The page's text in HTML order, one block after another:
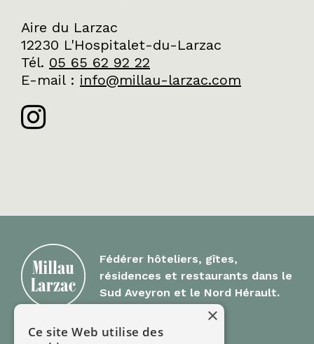
Aire du Larzac
12230 L'Hospitalet-du-Larzac
Tél. 05 65 62 92 22
E-mail : info@millau-larzac.com
Fédérer hôteliers, gîtes,
résidences et restaurants dans le
Sud Aveyron et le Nord Hérault.
×
Ce site Web utilise des